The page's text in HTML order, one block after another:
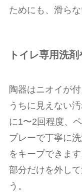
ためにも、滑ら
トイレ専用洗
陶器はニオイが
うちに見えない
に1〜2回程度、
プレーで丁寧に
をキープできま
部分だけを外し
う。